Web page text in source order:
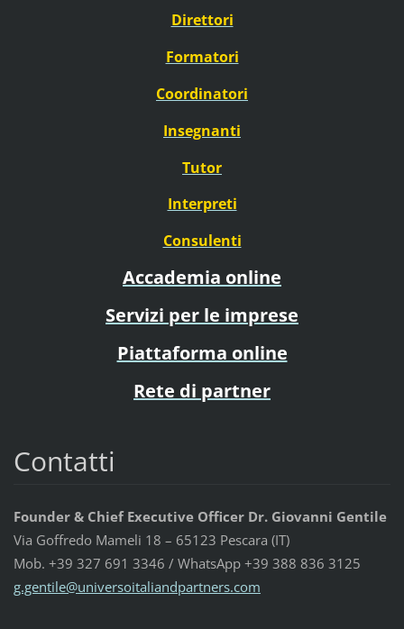
Direttori
Formatori
Coordinatori
Insegnanti
Tutor
Interpreti
Consulenti
Accademia online
Servizi per le imprese
Piattaforma online
Rete di partner
Contatti
Founder & Chief Executive Officer Dr. Giovanni Gentile
Via Goffredo Mameli 18 – 65123 Pescara (IT)
Mob. +39 327 691 3346 / WhatsApp +39 388 836 3125
g.gentile@universoitaliandpartners.com